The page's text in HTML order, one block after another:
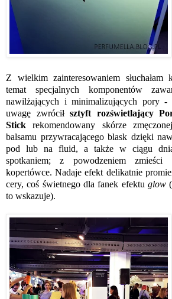
Z wielkim zainteresowaniem słuchałam
temat specjalnych komponentów
nawilżających i minimalizujących pory
uwagę zwrócił sztyft rozświetlający
Stick rekomendowany skórze
balsamu przywracającego blask dzięki
pod lub na fluid, a także w ciągu
spotkaniem; z powodzeniem
kopertówce. Nadaje efekt delikatnie
cery, coś świetnego dla fanek efektu glow
to wskazuje).